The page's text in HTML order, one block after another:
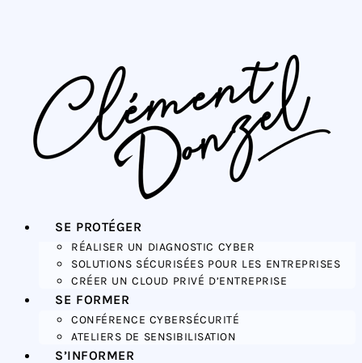
SE PROTÉGER
RÉALISER UN DIAGNOSTIC CYBER
SOLUTIONS SÉCURISÉES POUR LES ENTREPRISES
CRÉER UN CLOUD PRIVÉ D’ENTREPRISE
SE FORMER
CONFÉRENCE CYBERSÉCURITÉ
ATELIERS DE SENSIBILISATION
S’INFORMER